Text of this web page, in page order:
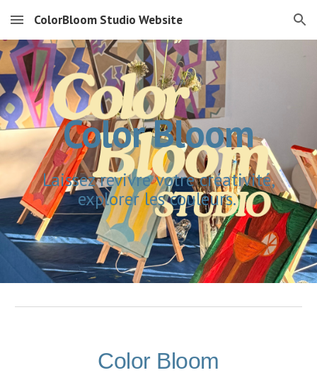
Skip to main content Skip to navigation
ColorBloom Studio Website
Color Bloom
Laissez revivre votre créativité,
explorer les couleurs.
Color Bloom